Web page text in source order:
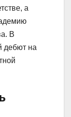
а
В
дебют на